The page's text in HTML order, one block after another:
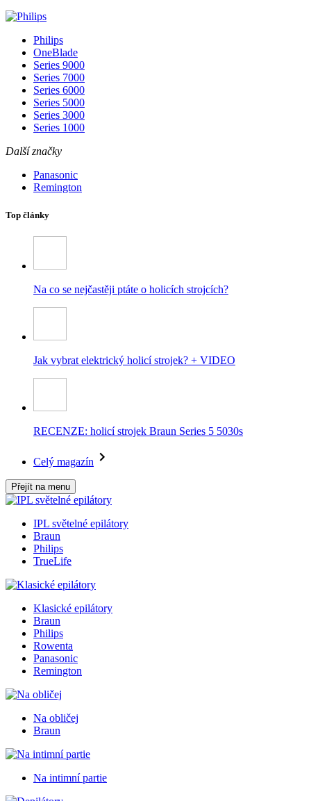
Philips
OneBlade
Series 9000
Series 7000
Series 6000
Series 5000
Series 3000
Series 1000
Další značky
Panasonic
Remington
Top články
Na co se nejčastěji ptáte o holicích strojcích?
Jak vybrat elektrický holicí strojek? + VIDEO
RECENZE: holicí strojek Braun Series 5 5030s
Celý magazín
Přejít na menu
IPL světelné epilátory
Braun
Philips
TrueLife
Klasické epilátory
Braun
Philips
Rowenta
Panasonic
Remington
Na obličej
Braun
Na intimní partie